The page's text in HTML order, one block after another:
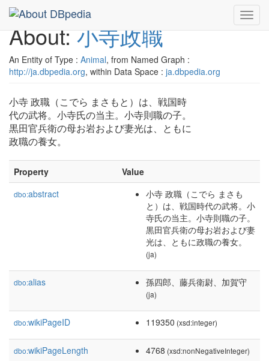
About:小寺政職
An Entity of Type : Animal, from Named Graph :
http://ja.dbpedia.org, within Data Space : ja.dbpedia.org
小寺 政職（こでら まさもと）は、戦国時
代の武将。小寺氏の当主。小寺則職の子。
黒田官兵衛の母お岩および妻光は、ともに
政職の養女。
Property Value
dbo:abstract
小寺 政職（こでら まさも
と）は、戦国時代の武将。小
寺氏の当主。小寺則職の子。
黒田官兵衛の母お岩および妻
光は、ともに政職の養女。
(ja)
dbo:alias 孫四郎、藤兵衛尉、加賀守
(ja)
dbo:wikiPageID 119350 (xsd:integer)
dbo:wikiPageLength 4768 (xsd:nonNegativeInteger)